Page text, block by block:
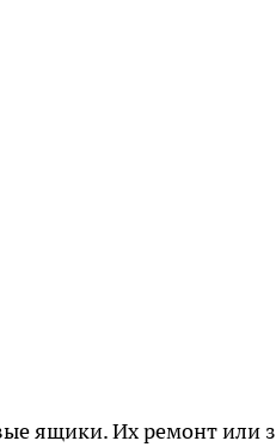
ящики. Их ремонт или